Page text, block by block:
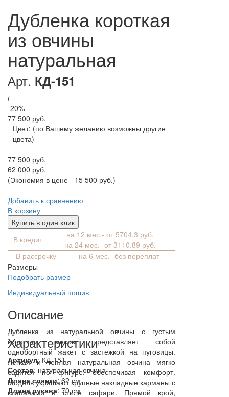
Дубленка короткая
из овчины
натуральная
Арт. КД-151
i
-20%
77 500 руб.
Цвет: (по Вашему желанию возможны другие
цвета)
77 500 руб.
62 000 руб.
(Экономия в цене - 15 500 руб.)
Добавить к сравнению
В корзину
Купить в один клик
В кредит
на 12 мес.- от 5704.3 руб.
на 24 мес.- от 3110.89 руб.
В рассрочку
на 6 мес.- без переплат
Размеры
Подобрать размер
Индивидуальный пошив
Описание
Дубленка из натуральной овчины с густым
коротким мехом представляет собой
однобортный жакет с застежкой на пуговицы.
Легкая и теплая натуральная овчина мягко
садится по фигуре, обеспечивая комфорт.
Модель украшают крупные накладные карманы с
клапанами в стиле сафари. Прямой крой,
Характеристики
Артикул: КД-151
Состав: натуральная овчина
Длина спинки: 62 см
Длина рукава: 70 см